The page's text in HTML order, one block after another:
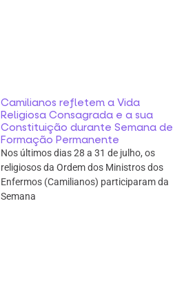
Camilianos refletem a Vida
Religiosa Consagrada e a sua
Constituição durante Semana de
Formação Permanente
Nos últimos dias 28 a 31 de julho, os
religiosos da Ordem dos Ministros dos
Enfermos (Camilianos) participaram da
Semana